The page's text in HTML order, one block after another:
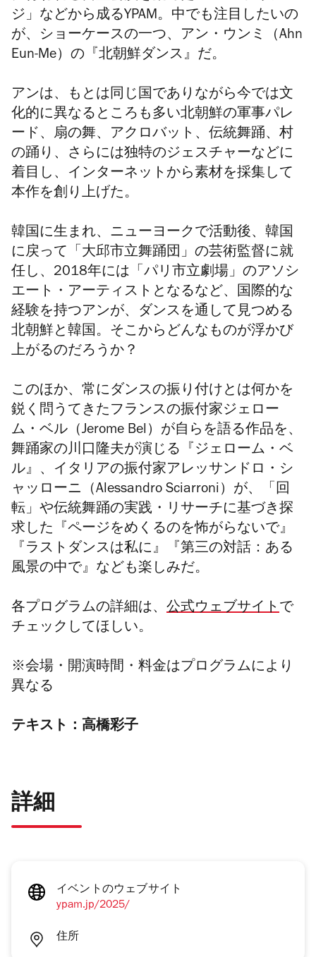
ジ」などから成るYPAM。中でも注目したいの
が、ショーケースの一つ、アン・ウンミ（Ahn
Eun-Me）の『北朝鮮ダンス』だ。
アンは、もとは同じ国でありながら今では文
化的に異なるところも多い北朝鮮の軍事パレ
ード、扇の舞、アクロバット、伝統舞踊、村
の踊り、さらには独特のジェスチャーなどに
着目し、インターネットから素材を採集して
本作を創り上げた。
韓国に生まれ、ニューヨークで活動後、韓国
に戻って「大邱市立舞踊団」の芸術監督に就
任し、2018年には「パリ市立劇場」のアソシ
エート・アーティストとなるなど、国際的な
経験を持つアンが、ダンスを通して見つめる
北朝鮮と韓国。そこからどんなものが浮かび
上がるのだろうか？
このほか、常にダンスの振り付けとは何かを
鋭く問うてきたフランスの振付家ジェロー
ム・ベル（Jerome Bel）が自らを語る作品を、
舞踊家の川口隆夫が演じる『ジェローム・ベ
ル』、イタリアの振付家アレッサンドロ・シ
ャッローニ（Alessandro Sciarroni）が、「回
転」や伝統舞踊の実践・リサーチに基づき探
求した『ページをめくるのを怖がらないで』
『ラストダンスは私に』『第三の対話：ある
風景の中で』なども楽しみだ。
各プログラムの詳細は、 公式ウェブサイト で
チェックしてほしい。
※会場・開演時間・料金はプログラムにより
異なる
テキスト：高橋彩子
詳細
イベントのウェブサイト
ypam.jp/2025/
住所